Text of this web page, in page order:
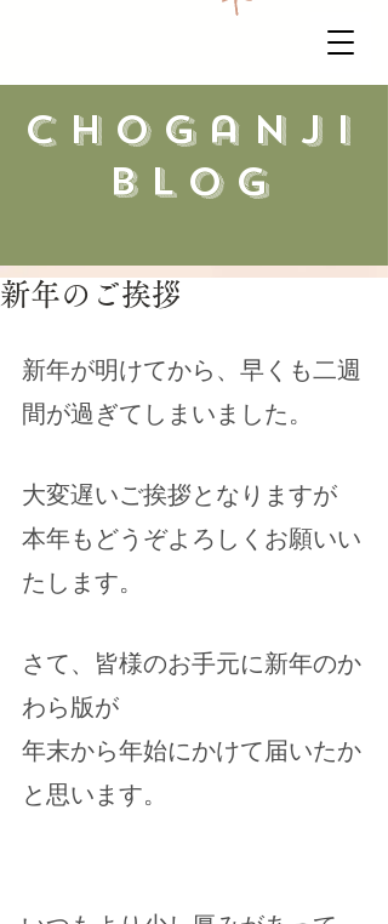
​choganji
blog
新年のご挨拶
新年が明けてから、早くも二週
間が過ぎてしまいました。
大変遅いご挨拶となりますが
本年もどうぞよろしくお願いい
たします。
さて、皆様のお手元に新年のか
わら版が
年末から年始にかけて届いたか
と思います。